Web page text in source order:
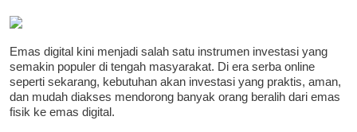
Emas digital kini menjadi salah satu instrumen investasi yang
semakin populer di tengah masyarakat. Di era serba online
seperti sekarang, kebutuhan akan investasi yang praktis, aman,
dan mudah diakses mendorong banyak orang beralih dari emas
fisik ke emas digital.